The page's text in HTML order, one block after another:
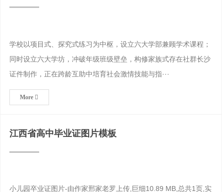
学校以项目式、探究式练习为中枢，设立六大学部兼顾学术课程；
同时设立六大学坊，冲破年级班级壁垒，构修家族式存在社群长沙
证件制作，正在跨龄互助中培育社会激情技能与指···
More
江西省高中毕业证图片模板
小儿园卒业证图片-由作家邢家老罗上传,巨细10.89 MB,总共1页,实